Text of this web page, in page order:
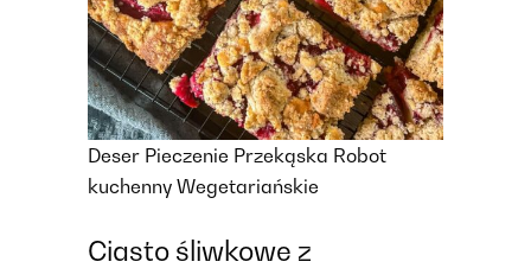
Deser Pieczenie Przekąska Robot
kuchenny Wegetariańskie
Ciasto śliwkowe z